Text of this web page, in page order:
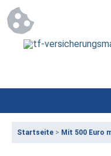
Startseite > Mit 500 Euro